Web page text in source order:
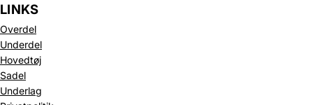
LINKS
Overdel
Underdel
Hovedtøj
Sadel
Underlag